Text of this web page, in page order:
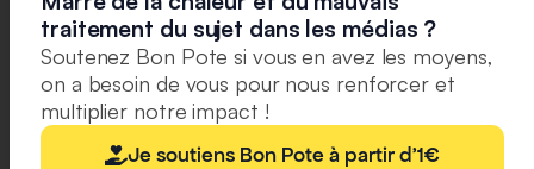
Pensée en silo : Mélenchon et
l’économie
traitement du sujet dans les médias ?
Soutenez Bon Pote si vous en avez les moyens,
on a besoin de vous pour nous renforcer et
multiplier notre impact !
Je soutiens Bon Pote à partir d'1€